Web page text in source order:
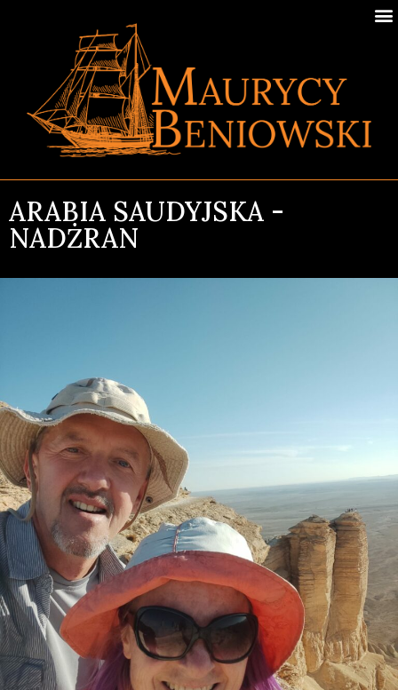
ARABIA SAUDYJSKA -
NADŻRAN